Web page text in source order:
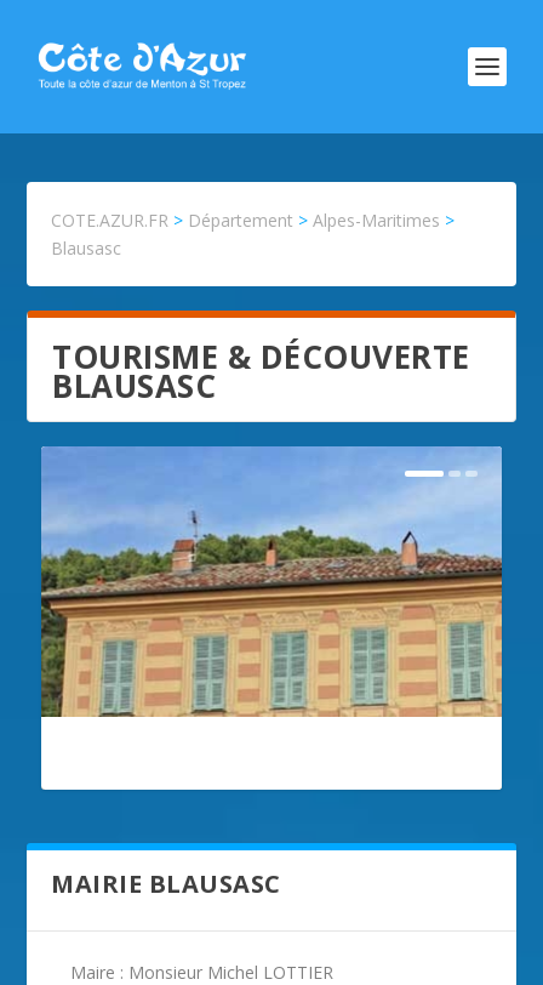
COTE.AZUR.FR > Département >Alpes-Maritimes >
Blausasc
TOURISME & DÉCOUVERTE
BLAUSASC
MAIRIE BLAUSASC
Maire : Monsieur Michel LOTTIER